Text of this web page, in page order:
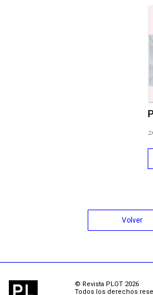
Volver
© Revista PLOT 2026
Todos los derechos